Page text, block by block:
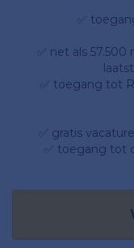
✅
✅ net als
✅ toegang tot
✅ gratis
✅ toegang